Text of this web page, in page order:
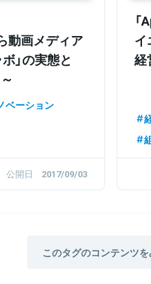
動画メディア
」の実態と
ベーション
公開日 2017/09/03
イ
経
このタグのコンテンツ